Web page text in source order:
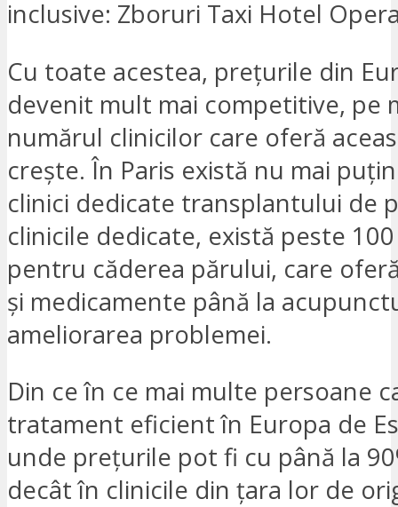
inclusive: Zboruri Taxi Hotel
Cu toate acestea, prețurile din
devenit mult mai competitive, pe
numărul clinicilor care oferă
crește. În Paris există nu mai
clinici dedicate transplantului de
clinicile dedicate, există peste
pentru căderea părului, care
și medicamente până la
ameliorarea problemei.
Din ce în ce mai multe persoane
tratament eficient în Europa de
unde prețurile pot fi cu până la
decât în clinicile din țara lor de